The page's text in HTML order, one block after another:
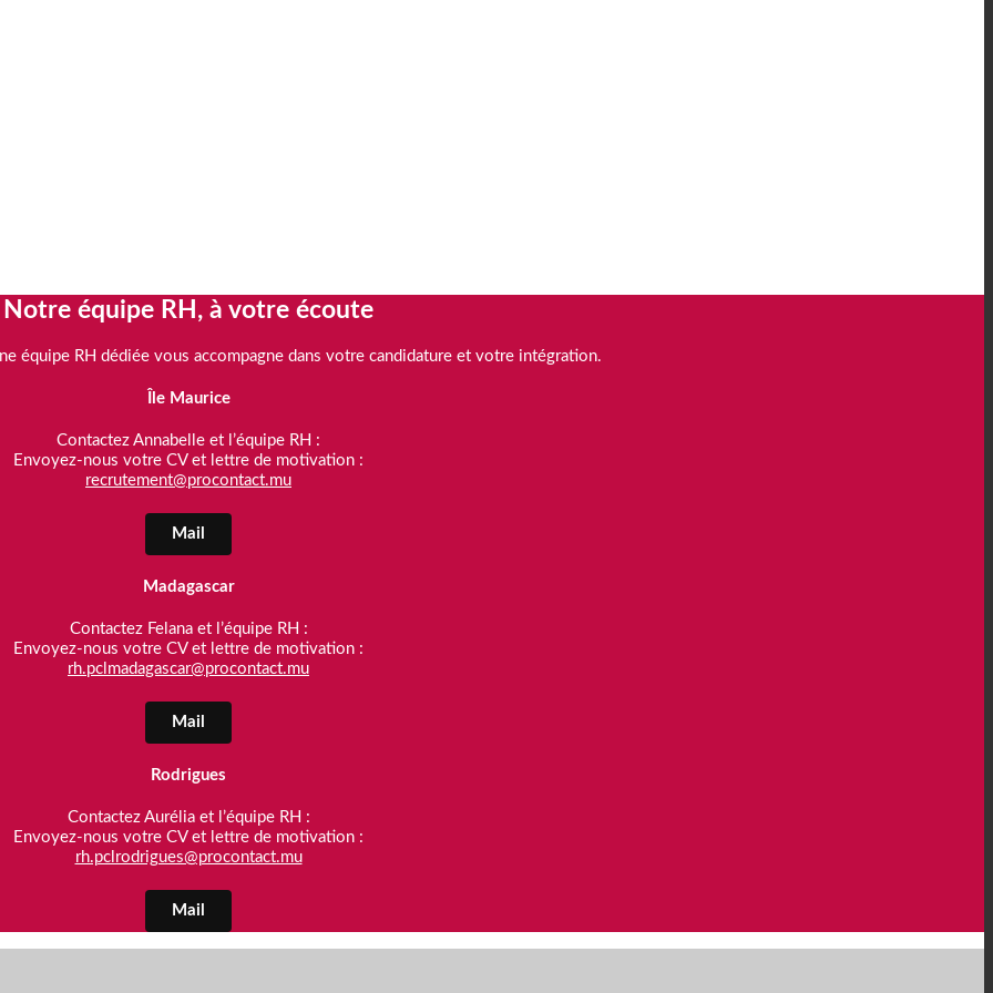
Notre équipe RH, à votre écoute
équipe RH dédiée vous accompagne dans votre candidature et votre intégration.
Île Maurice
Contactez Annabelle et l’équipe RH :
Envoyez-nous votre CV et lettre de motivation :
recrutement@procontact.mu
Mail
Madagascar
Contactez Felana et l’équipe RH :
Envoyez-nous votre CV et lettre de motivation :
rh.pclmadagascar@procontact.mu
Mail
Rodrigues
Contactez Aurélia et l’équipe RH :
Envoyez-nous votre CV et lettre de motivation :
rh.pclrodrigues@procontact.mu
Mail